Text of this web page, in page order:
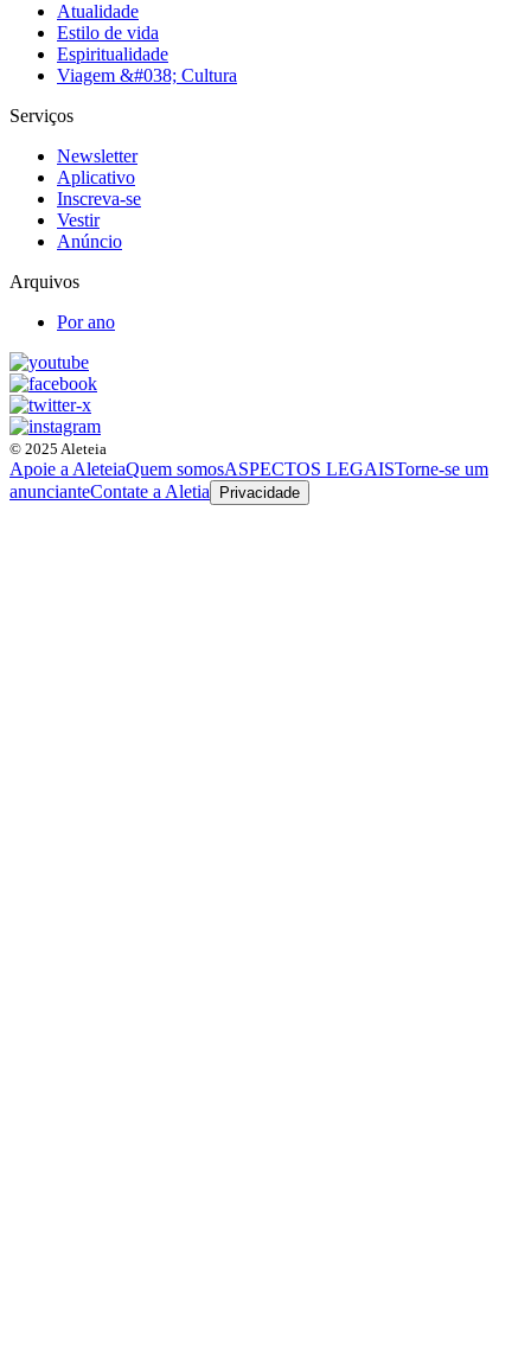
Atualidade
Estilo de vida
Espiritualidade
Viagem &#038; Cultura
Serviços
Newsletter
Aplicativo
Inscreva-se
Vestir
Anúncio
Arquivos
Por ano
© 2025 Aleteia
Apoie a AleteiaQuem somosASPECTOS LEGAISTorne-se um
anuncianteContate a Aletia Privacidade